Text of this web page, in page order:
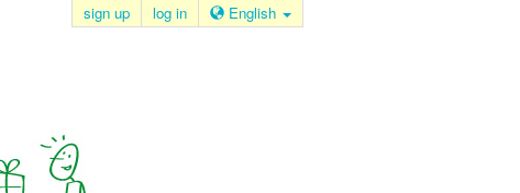
sign up log in English